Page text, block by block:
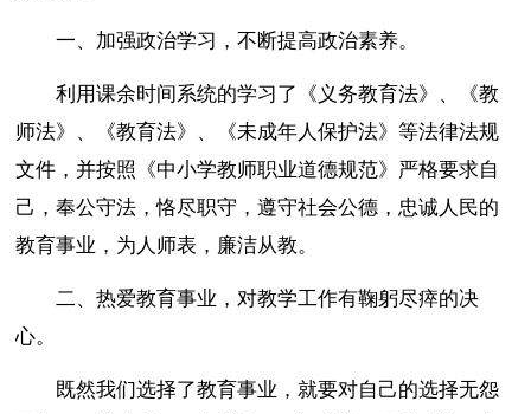
一、加强政治学习，不断提高政治素养。
利用课余时间系统的学习了《义务教育法》、《教
师法》、《教育法》、《未成年人保护法》等法律法规
文件，并按照《中小学教师职业道德规范》严格要求自
己，奉公守法，恪尽职守，遵守社会公德，忠诚人民的
教育事业，为人师表，廉洁从教。
二、热爱教育事业，对教学工作有鞠躬尽瘁的决
心。
既然我们选择了教育事业，就要对自己的选择无怨